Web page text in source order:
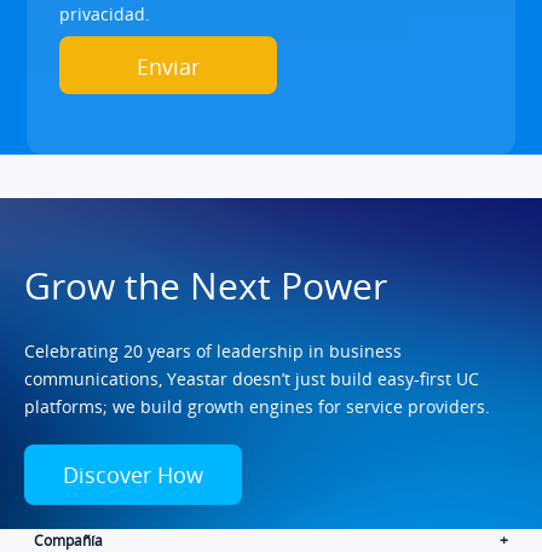
privacidad.
Grow the Next Power
Celebrating 20 years of leadership in business
communications, Yeastar doesn’t just build easy-first UC
platforms; we build growth engines for service providers.
Discover How
Compañía